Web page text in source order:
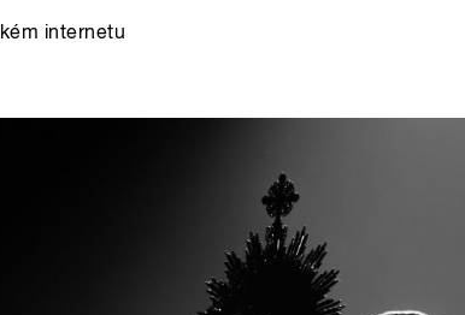
internetu